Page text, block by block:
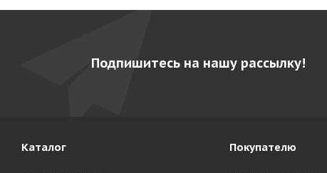
Подпишитесь на нашу рассылку!
Каталог Покупателю